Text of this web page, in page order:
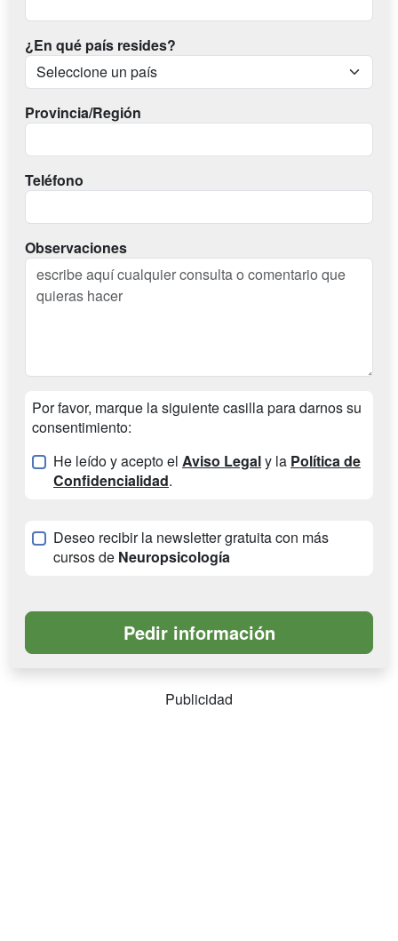
¿En qué país resides?
Provincia/Región
Teléfono
Observaciones
Por favor, marque la siguiente casilla para darnos su
consentimiento:
He leído y acepto el Aviso Legaly la Política de
Confidencialidad.
Deseo recibir la newsletter gratuita con más
cursos de Neuropsicología
Publicidad